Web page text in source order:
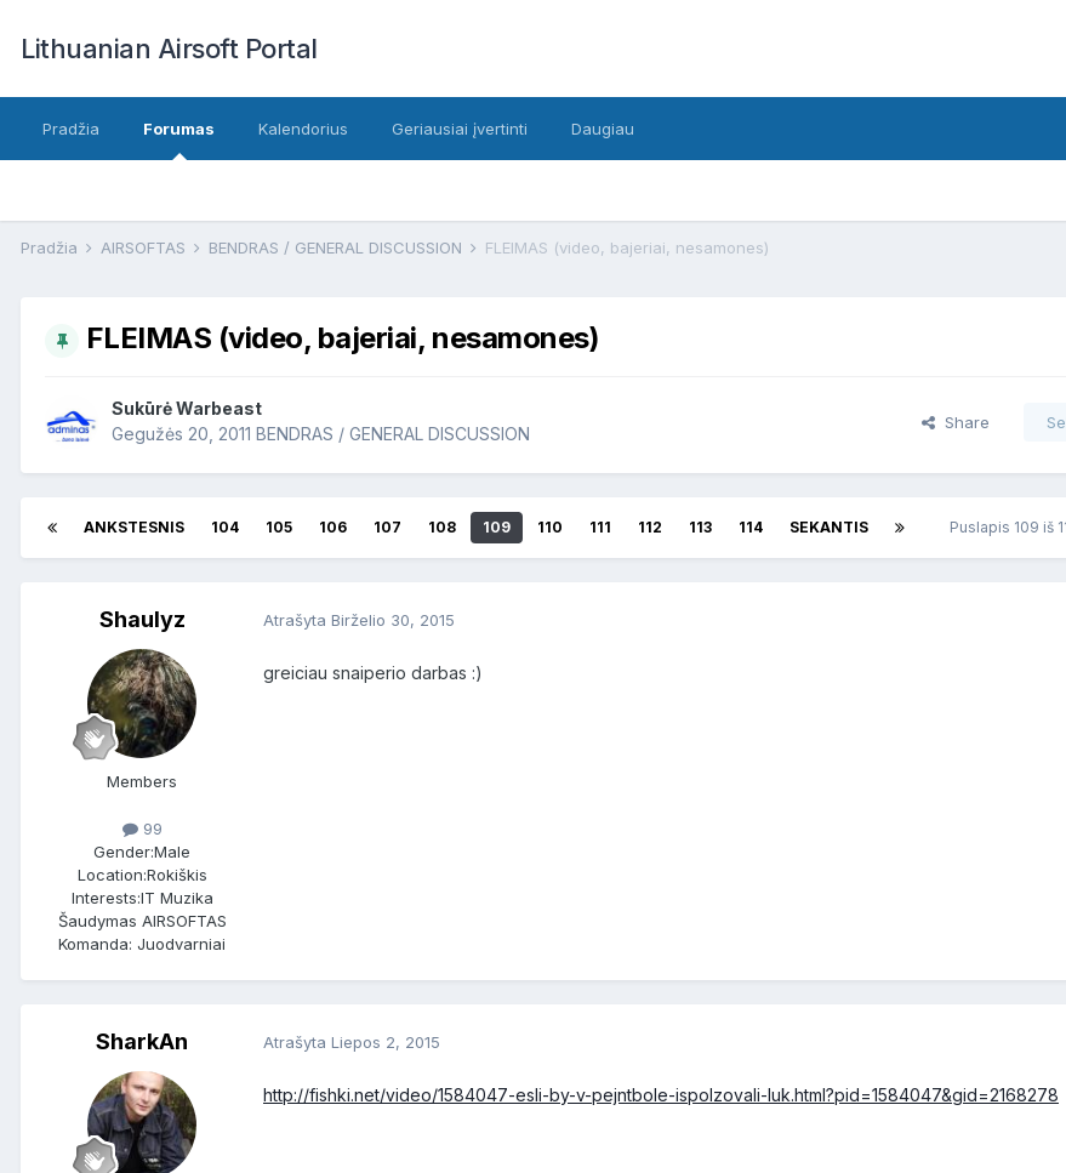
Lithuanian Airsoft Portal
Pradžia Forumas Kalendorius Geriausiai įvertinti Daugiau
Pradžia AIRSOFTAS BENDRAS / GENERAL DISCUSSION FLEIMAS (video, bajeriai, nesamones)
FLEIMAS (video, bajeriai, nesamones)
SukūrėWarbeast
Gegužės 20, 2011 BENDRAS / GENERAL DISCUSSION
Share
ANKSTESNIS 104 105 106 107 108 109 110 111 112 113 114 SEKANTIS Puslapis 109 iš
Shaulyz
Members
99
Gender:Male
Location:Rokiškis
Interests:IT Muzika
Šaudymas AIRSOFTAS
Komanda: Juodvarniai
Atrašyta Birželio 30, 2015
greiciau snaiperio darbas :)
SharkAn Atrašyta Liepos 2, 2015
http://fishki.net/video/1584047-esli-by-v-pejntbole-ispolzovali-luk.html?pid=1584047&gid=2168278